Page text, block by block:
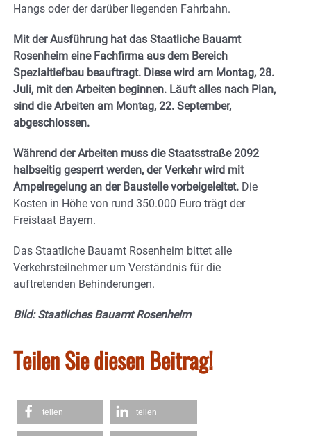
Hangs oder der darüber liegenden Fahrbahn.
Mit der Ausführung hat das Staatliche Bauamt
Rosenheim eine Fachfirma aus dem Bereich
Spezialtiefbau beauftragt. Diese wird am Montag, 28.
Juli, mit den Arbeiten beginnen. Läuft alles nach Plan,
sind die Arbeiten am Montag, 22. September,
abgeschlossen.
Während der Arbeiten muss die Staatsstraße 2092
halbseitig gesperrt werden, der Verkehr wird mit
Ampelregelung an der Baustelle vorbeigeleitet. Die
Kosten in Höhe von rund 350.000 Euro trägt der
Freistaat Bayern.
Das Staatliche Bauamt Rosenheim bittet alle
Verkehrsteilnehmer um Verständnis für die
auftretenden Behinderungen.
Bild: Staatliches Bauamt Rosenheim
Teilen Sie diesen Beitrag!
teilen teilen